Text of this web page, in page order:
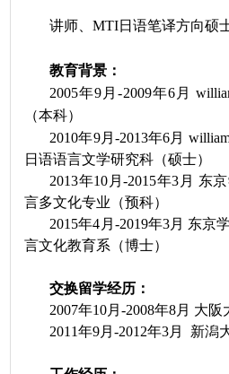
讲师、MTI日语笔译方向硕
教育背景：
2005年9月-2009年6月
（本科）
2010年9月 -2013年6月
日语语言文学研究科（硕士）
2013年10 月-2015年3月 东
言多文化专业（预科）
2015年4月-2019年3月 东京
言文化教育系（博士）
交换留学经历：
2007年10月-2008年8月 大阪
2011年9月-2012年3月 新潟